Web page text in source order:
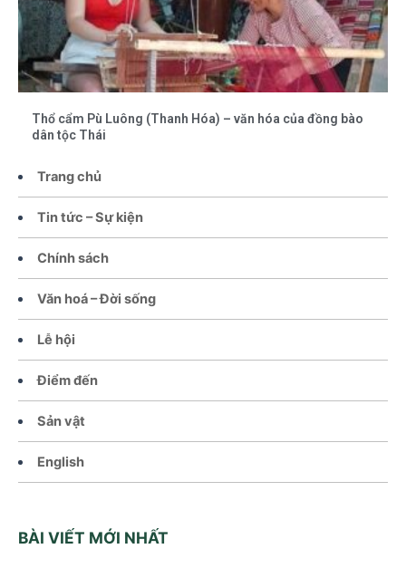
Trang chủ
Tin tức – Sự kiện
Chính sách
Văn hoá – Đời sống
Lễ hội
Điểm đến
Sản vật
English
BÀI VIẾT MỚI NHẤT
Thổ cẩm Pù Luông (Thanh Hóa) – văn hóa của đồng bào
dân tộc Thái